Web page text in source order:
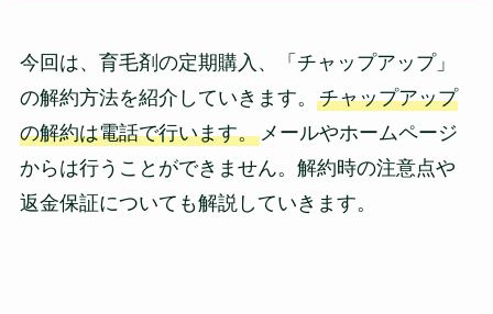
今回は、育毛剤の定期購入、「チャップアップ」
の解約方法を紹介していきます。 チャップアップ
の解約は電話で行います。メールやホームページ
からは行うことができません。解約時の注意点や
返金保証についても解説していきます。